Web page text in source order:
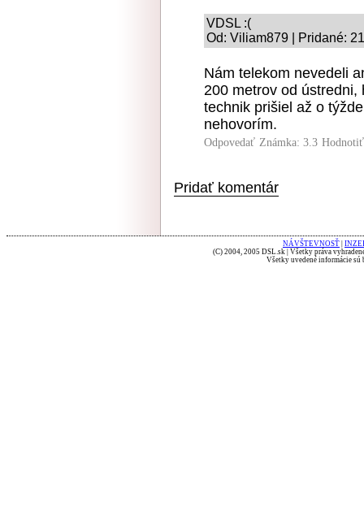
VDSL :(
Od: Viliam879 | Pridané:
Nám telekom nevedeli
200 metrov od
technik prišiel až o
nehovorím.
Odpovedať Známka: 3.3
Pridať komentár
NÁVŠTEVNOSŤ
(C) 2004, 2005 DSL.sk | Všetky práva
Všetky uvedené informácie sú